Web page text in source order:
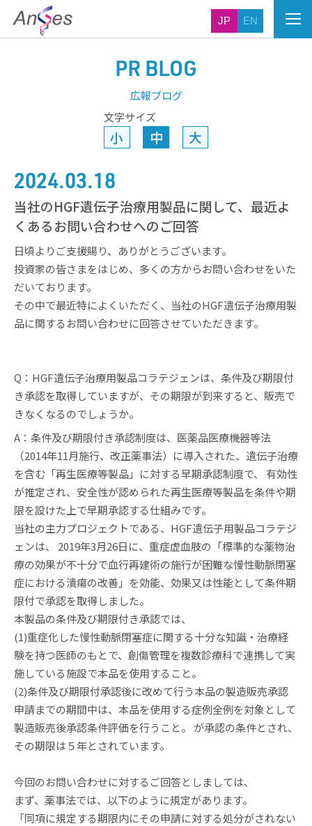
JP EN
PR BLOG
広報ブログ
文字サイズ
小 中 大
2024.03.18
当社のHGF遺伝子治療用製品に関して、最近よ
くあるお問い合わせへのご回答
日頃よりご支援賜り、ありがとうございます。
投資家の皆さまをはじめ、多くの方からお問い合わせをいた
だいております。
その中で最近特によくいただく、当社のHGF遺伝子治療用製
品に関するお問い合わせに回答させていただきます。
Q：HGF遺伝子治療用製品コラテジェンは、条件及び期限付
き承認を取得していますが、その期限が到来すると、販売で
きなくなるのでしょうか。
A：条件及び期限付き承認制度は、医薬品医療機器等法
（2014年11月施行、改正薬事法）に導入された、遺伝子治療
を含む「再生医療等製品」に対する早期承認制度で、 有効性
が推定され、安全性が認められた再生医療等製品を条件や期
限を設けた上で早期承認する仕組みです。
当社の主力プロジェクトである、HGF遺伝子用製品コラテジ
ェンは、 2019年3月26日に、重症虚血肢の「標準的な薬物治
療の効果が不十分で血行再建術の施行が困難な慢性動脈閉塞
症における潰瘍の改善」を効能、効果又は性能として条件期
限付で承認を取得しました。
本製品の条件及び期限付き承認では、
(1)重症化した慢性動脈閉塞症に関する十分な知識・治療経
験を持つ医師のもとで、創傷管理を複数診療科で連携して実
施している施設で本品を使用すること。
(2)条件及び期限付承認後に改めて行う本品の製造販売承認
申請までの期間中は、本品を使用する症例全例を対象として
製造販売後承認条件評価を行うこと。 が承認の条件とされ、
その期限は５年とされています。
今回のお問い合わせに対するご回答としましては、
まず、薬事法では、以下のように規定があります。
「同項に規定する期限内にその申請に対する処分がされない